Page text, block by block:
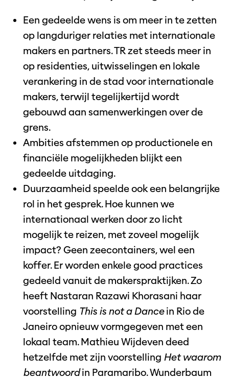
Een gedeelde wens is om meer in te zetten
op langduriger relaties met internationale
makers en partners. TR zet steeds meer in
op residenties, uitwisselingen en lokale
verankering in de stad voor internationale
makers, terwijl tegelijkertijd wordt
gebouwd aan samenwerkingen over de
grens.
Ambities afstemmen op productionele en
financiële mogelijkheden blijkt een
gedeelde uitdaging.
Duurzaamheid speelde ook een belangrijke
rol in het gesprek. Hoe kunnen we
internationaal werken door zo licht
mogelijk te reizen, met zoveel mogelijk
impact? Geen zeecontainers, wel een
koffer. Er worden enkele good practices
gedeeld vanuit de makerspraktijken. Zo
heeft Nastaran Razawi Khorasani haar
voorstelling This is not a Dancein Rio de
Janeiro opnieuw vormgegeven met een
lokaal team. Mathieu Wijdeven deed
hetzelfde met zijn voorstelling Het waarom
beantwoordin Paramaribo. Wunderbaum